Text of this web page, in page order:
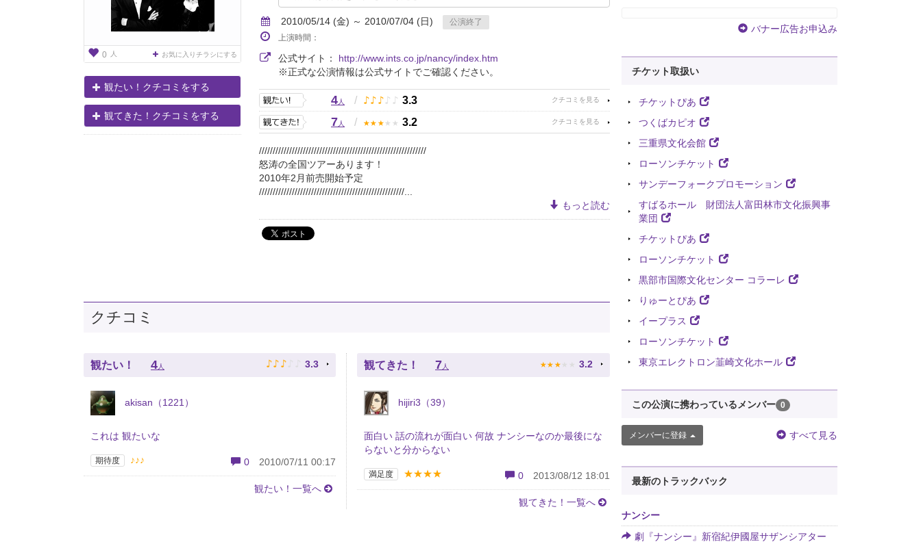
0 人 お気に入りチラシにする
観たい！クチコミをする
観てきた！クチコミをする
2010/05/14 (金) ～ 2010/07/04 (日)
公演終了
上演時間：
公式サイト： http://www.ints.co.jp/nancy/index.htm
※正式な公演情報は公式サイトでご確認ください。
4人 / ♪ ♪ ♪ ♪ ♪ 3.3
7人 / ★ ★ ★ ★ ★ 3.2
/////////////////////////////////////////////////////////////
怒涛の全国ツアーあります！
2010年2月前売開始予定
/////////////////////////////////////////////////////...
もっと読む
クチコミ
観たい！ 4 人 ♪ ♪ ♪ ♪ ♪ 3.3
akisan（1221）
これは 観たいな
期待度 ♪♪♪ 0 2010/07/11 00:17
観たい！一覧へ
観てきた！ 7 人 ★ ★ ★ ★ ★ 3.2
hijiri3（39）
面白い 話の流れが面白い 何故 ナンシーなのか最後にな
らないと分からない
満足度 ★★★★ 0 2013/08/12 18:01
観てきた！一覧へ
バナー広告お申込み
チケット取扱い
チケットぴあ
つくばカピオ
三重県文化会館
ローソンチケット
サンデーフォークプロモーション
すばるホール 財団法人富田林市文化振興事
業団
チケットぴあ
ローソンチケット
黒部市国際文化センター コラーレ
りゅーとぴあ
イープラス
ローソンチケット
東京エレクトロン韮崎文化ホール
この公演に携わっているメンバー 0
メンバーに登録 すべて見る
最新のトラックバック
ナンシー
劇『ナンシー』新宿紀伊國屋サザンシアター